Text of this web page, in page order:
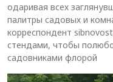
одаривая всех
палитры садовых и
корреспондент
стендами, чтобы
садовниками флорой